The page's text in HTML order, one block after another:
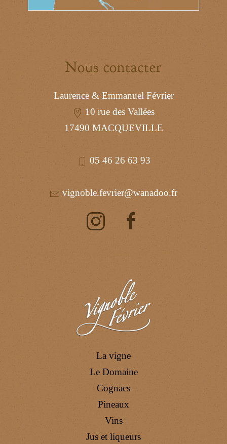
Nous contacter
Laurence & Emmanuel Février
10 rue des Vallées
17490 MACQUEVILLE
05 46 26 63 93
vignoble.fevrier@wanadoo.fr
La vigne
Le Domaine
Cognacs
Pineaux
Vins
Jus et liqueurs